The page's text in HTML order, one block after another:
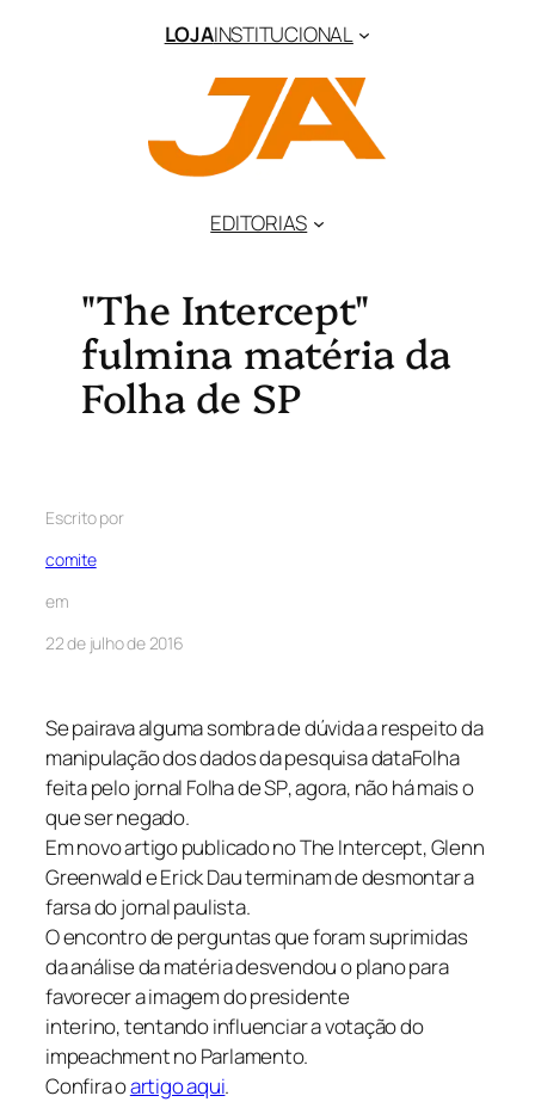
LOJAINSTITUCIONAL
EDITORIAS
"The Intercept"
fulmina matéria da
Folha de SP
Escrito por
comite
em
22 de julho de 2016
Se pairava alguma sombra de dúvida a respeito da
manipulação dos dados da pesquisadataFolha
feita pelo jornal Folha de SP, agora, não há mais o
que ser negado.
Em novo artigo publicado noThe Intercept, Glenn
Greenwald e Erick Dau terminam de desmontar a
farsa do jornal paulista.
O encontro de perguntas que foram suprimidas
da análise da matéria desvendou o plano para
favorecer a imagem do presidente
interino, tentando influenciar a votação do
impeachment no Parlamento.
Confira oartigo aqui.